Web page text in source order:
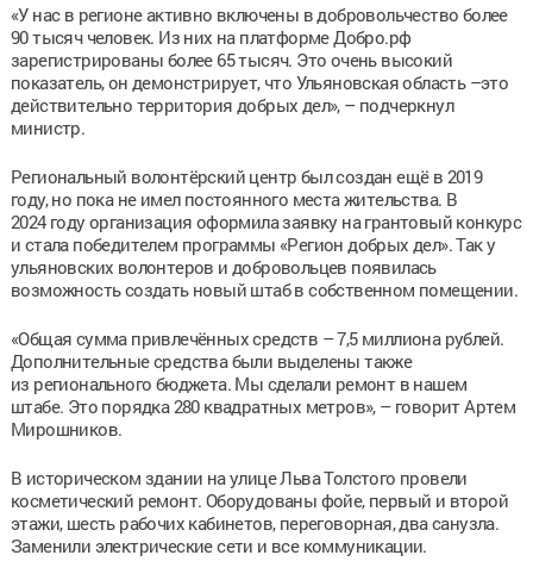
«У нас в регионе активно включены в добровольчество более
90 тысяч человек. Из них на платформе Добро.рф
зарегистрированы более 65 тысяч. Это очень высокий
показатель, он демонстрирует, что Ульяновская область –это
действительно территория добрых дел», – подчеркнул
министр.
Региональный волонтёрский центр был создан ещё в 2019
году, но пока не имел постоянного места жительства. В
2024 году организация оформила заявку на грантовый конкурс
и стала победителем программы «Регион добрых дел». Так у
ульяновских волонтеров и добровольцев появилась
возможность создать новый штаб в собственном помещении.
«Общая сумма привлечённых средств – 7,5 миллиона рублей.
Дополнительные средства были выделены также
из регионального бюджета. Мы сделали ремонт в нашем
штабе. Это порядка 280 квадратных метров», – говорит Артем
Мирошников.
В историческом здании на улице Льва Толстого провели
косметический ремонт. Оборудованы фойе, первый и второй
этажи, шесть рабочих кабинетов, переговорная, два санузла.
Заменили электрические сети и все коммуникации.